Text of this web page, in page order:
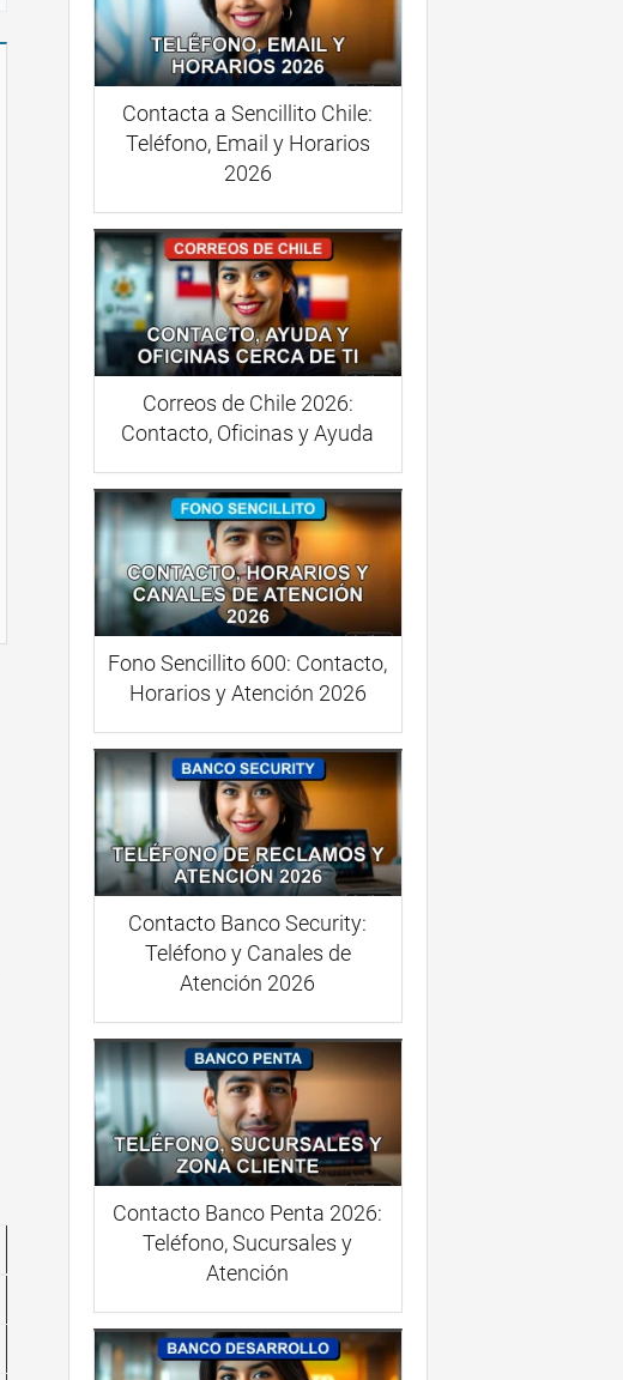
Contacta a Sencillito Chile:
Teléfono, Email y Horarios
2026
Correos de Chile 2026:
Contacto, Oficinas y Ayuda
Fono Sencillito 600: Contacto,
Horarios y Atención 2026
Contacto Banco Security:
Teléfono y Canales de
Atención 2026
Contacto Banco Penta 2026:
Teléfono, Sucursales y
Atención